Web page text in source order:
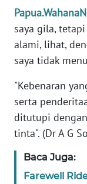
saya gila,
alami, lihat,
saya tidak
"Kebenaran
serta
ditutupi
tinta". (Dr A G
Baca Juga:
Farewell
IKLAN
TENTANG
KAMI
PEDOMAN
MEDIA
SIBER
REDAKSI